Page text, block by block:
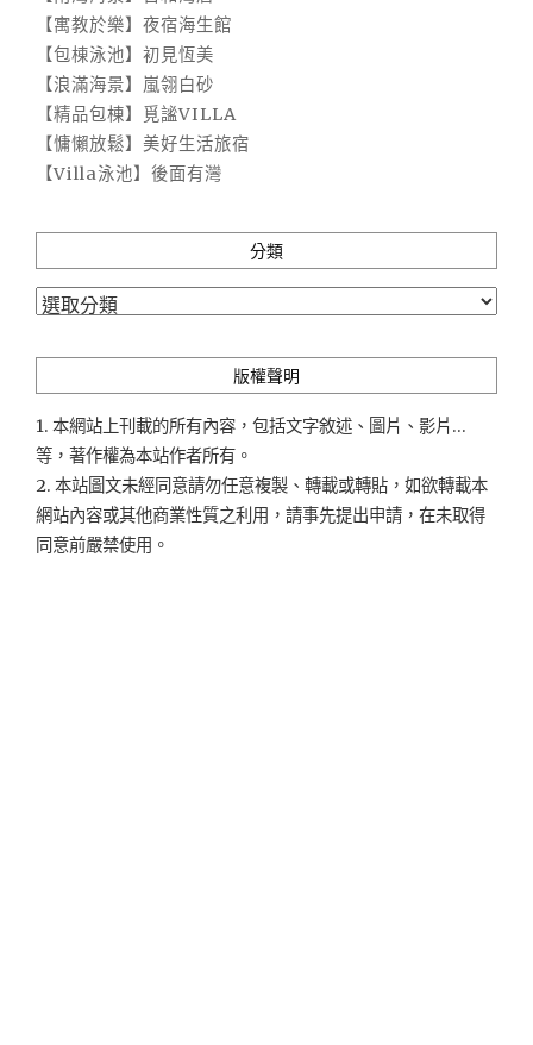
【寓教於樂】夜宿海生館
【包棟泳池】初見恆美
【浪滿海景】嵐翎白砂
【精品包棟】覓謐VILLA
【慵懶放鬆】美好生活旅宿
【Villa泳池】後面有灣
分類
分
版權聲明
1. 本網站上刊載的所有內容，包括文字敘述、圖片、影片...
等，著作權為本站作者所有。
2. 本站圖文未經同意請勿任意複製、轉載或轉貼，如欲轉載本
網站內容或其他商業性質之利用，請事先提出申請，在未取得
同意前嚴禁使用。